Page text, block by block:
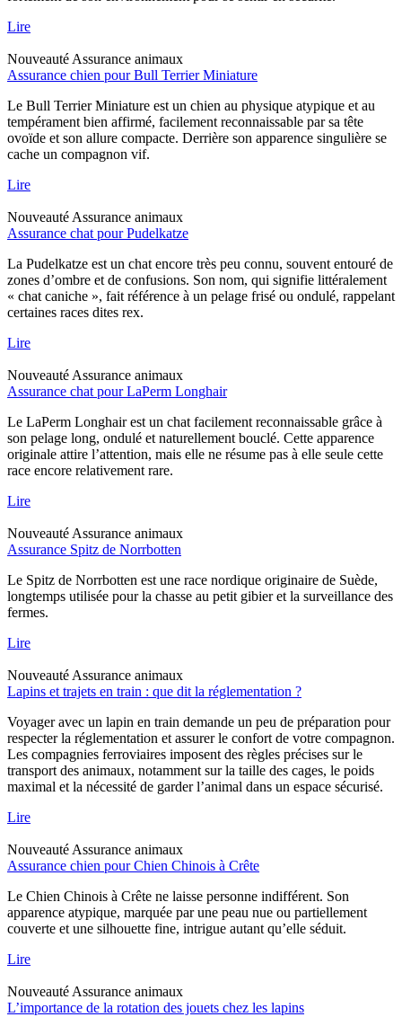
Lire
Nouveauté Assurance animaux
Assurance chien pour Bull Terrier Miniature
Le Bull Terrier Miniature est un chien au physique atypique et au
tempérament bien affirmé, facilement reconnaissable par sa tête
ovoïde et son allure compacte. Derrière son apparence singulière se
cache un compagnon vif.
Lire
Nouveauté Assurance animaux
Assurance chat pour Pudelkatze
La Pudelkatze est un chat encore très peu connu, souvent entouré de
zones d’ombre et de confusions. Son nom, qui signifie littéralement
« chat caniche », fait référence à un pelage frisé ou ondulé, rappelant
certaines races dites rex.
Lire
Nouveauté Assurance animaux
Assurance chat pour LaPerm Longhair
Le LaPerm Longhair est un chat facilement reconnaissable grâce à
son pelage long, ondulé et naturellement bouclé. Cette apparence
originale attire l’attention, mais elle ne résume pas à elle seule cette
race encore relativement rare.
Lire
Nouveauté Assurance animaux
Assurance Spitz de Norrbotten
Le Spitz de Norrbotten est une race nordique originaire de Suède,
longtemps utilisée pour la chasse au petit gibier et la surveillance des
fermes.
Lire
Nouveauté Assurance animaux
Lapins et trajets en train : que dit la réglementation ?
Voyager avec un lapin en train demande un peu de préparation pour
respecter la réglementation et assurer le confort de votre compagnon.
Les compagnies ferroviaires imposent des règles précises sur le
transport des animaux, notamment sur la taille des cages, le poids
maximal et la nécessité de garder l’animal dans un espace sécurisé.
Lire
Nouveauté Assurance animaux
Assurance chien pour Chien Chinois à Crête
Le Chien Chinois à Crête ne laisse personne indifférent. Son
apparence atypique, marquée par une peau nue ou partiellement
couverte et une silhouette fine, intrigue autant qu’elle séduit.
Lire
Nouveauté Assurance animaux
L’importance de la rotation des jouets chez les lapins